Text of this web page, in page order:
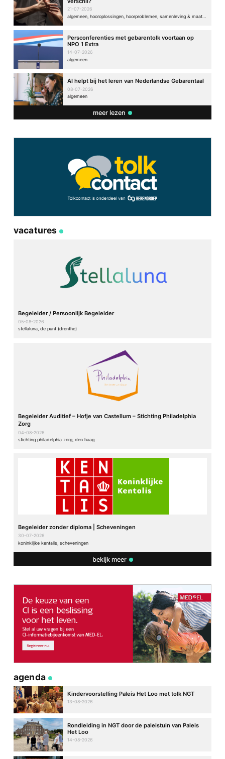
21-07-2026
Persconferenties met gebarentolk voortaan op
NPO 1 Extra
14-07-2026
algemeen
AI helpt bij het leren van Nederlandse Gebarentaal
08-07-2026
algemeen
meer lezen
vacatures
Begeleider / Persoonlijk Begeleider
05-08-2026
stellaluna, de punt (drenthe)
Begeleider Auditief – Hofje van Castellum – Stichting Philadelphia
Zorg
04-08-2026
stichting philadelphia zorg, den haag
Begeleider zonder diploma | Scheveningen
30-07-2026
koninklijke kentalis, scheveningen
bekijk meer
agenda
Kindervoorstelling Paleis Het Loo met tolk NGT
13-08-2026
Rondleiding in NGT door de paleistuin van Paleis
Het Loo
14-08-2026